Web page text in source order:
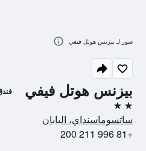
بيزنس هوتل فيفي
2 نجمتين
ساتسوماسنداي، اليابان
+81 996 211 200
صور لـ بيزنس هوتل فيفي